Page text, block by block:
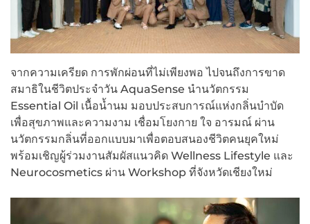
จากความเครียด การพักผ่อนที่ไม่เพียงพอ ไปจนถึงการขาด
สมาธิในชีวิตประจำวัน AquaSense นำนวัตกรรม
Essential Oil เนื้อน้ำนม มอบประสบการณ์แห่งกลิ่นบำบัด
เพื่อสุขภาพและความงาม เชื่อมโยงกาย ใจ อารมณ์ ผ่าน
นวัตกรรมกลิ่นที่ออกแบบมาเพื่อตอบสนองชีวิตคนยุคใหม่
พร้อมเชิญผู้ร่วมงานสัมผัสแนวคิด Wellness Lifestyle และ
Neurocosmetics ผ่าน Workshop ที่จังหวัดเชียงใหม่